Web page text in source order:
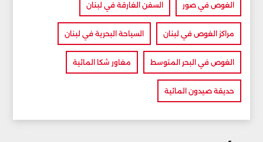
الغوص في صور السفن الغارقة في لبنان
مراكز الغوص في لبنان السياحة البحرية في لبنان
الغوص في البحر المتوسط مغاور شكا المائية
حديقة صيدون المائية